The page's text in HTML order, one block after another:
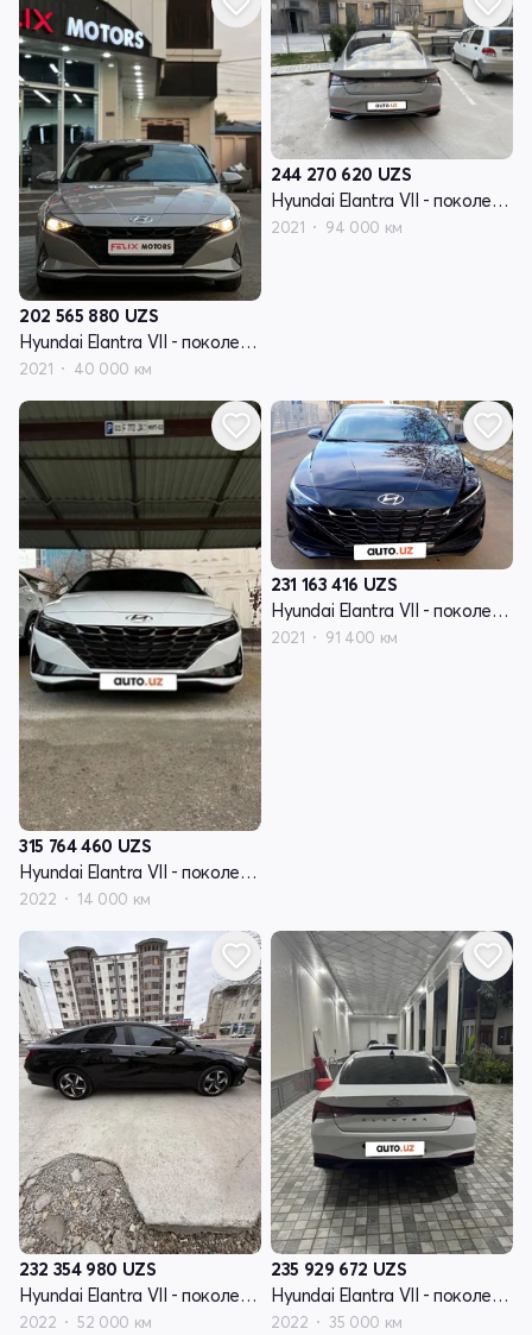
202 565 880 UZS
Hyundai Elantra VII - поколение (CN7)
2021 40 000 км
244 270 620 UZS
Hyundai Elantra VII - поколение (CN7)
2021 94 000 км
315 764 460 UZS
Hyundai Elantra VII - поколение (CN7)
2022 14 000 км
231 163 416 UZS
Hyundai Elantra VII - поколение (CN7)
2021 91 400 км
232 354 980 UZS
Hyundai Elantra VII - поколение (CN7)
2022 52 000 км
235 929 672 UZS
Hyundai Elantra VII - поколение (CN7)
2022 35 000 км